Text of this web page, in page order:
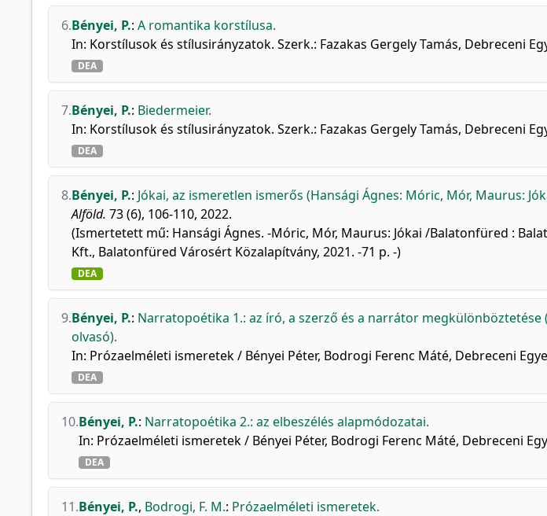
6.Bényei, P.: A romantika korstílusa.
In: Korstílusok és stílusirányzatok. Szerk.: Fazakas Gergely Tamás, Debreceni
DEA
7.Bényei, P.: Biedermeier.
In: Korstílusok és stílusirányzatok. Szerk.: Fazakas Gergely Tamás, Debreceni
DEA
8.Bényei, P.: Jókai, az ismeretlen ismerős (Hansági Ágnes: Móric, Mór, Maurus:
Alföld. 73 (6), 106-110, 2022.
(Ismertetett mű: Hansági Ágnes. -Móric, Mór, Maurus: Jókai /Balatonfüred :
Kft., Balatonfüred Városért Közalapítvány, 2021. -71 p. -)
DEA
9.Bényei, P.: Narratopoétika 1.: az író, a szerző és a narrátor
olvasó).
In: Prózaelméleti ismeretek / Bényei Péter, Bodrogi Ferenc Máté, Debreceni
DEA
10.Bényei, P.: Narratopoétika 2.: az elbeszélés alapmódozatai.
In: Prózaelméleti ismeretek / Bényei Péter, Bodrogi Ferenc Máté, Debreceni
DEA
11.Bényei, P., Bodrogi, F. M.: Prózaelméleti ismeretek.